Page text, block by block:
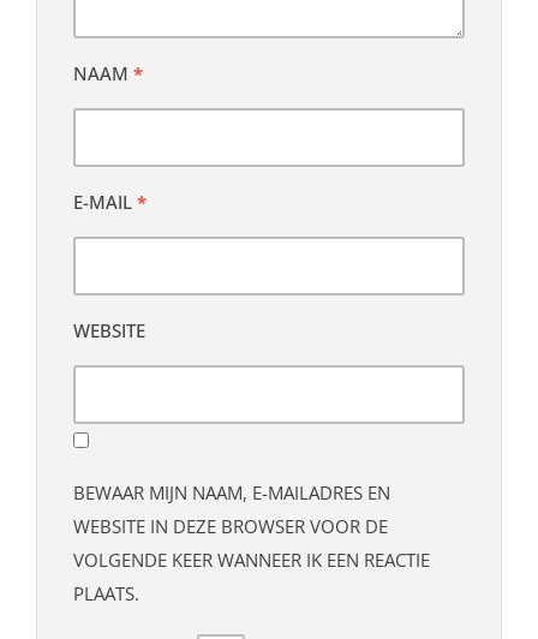
NAAM *
E-MAIL *
WEBSITE
BEWAAR MIJN NAAM, E-MAILADRES EN
WEBSITE IN DEZE BROWSER VOOR DE
VOLGENDE KEER WANNEER IK EEN REACTIE
PLAATS.